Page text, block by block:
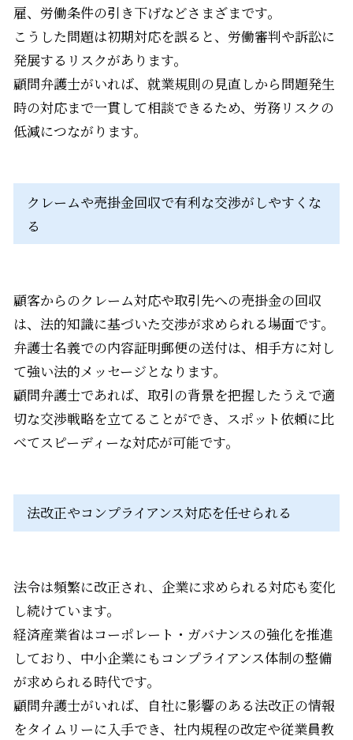
雇、労働条件の引き下げなどさまざまです。
こうした問題は初期対応を誤ると、労働審判や訴訟に
発展するリスクがあります。
顧問弁護士がいれば、就業規則の見直しから問題発生
時の対応まで一貫して相談できるため、労務リスクの
低減につながります。
クレームや売掛金回収で有利な交渉がしやすくな
る
顧客からのクレーム対応や取引先への売掛金の回収
は、法的知識に基づいた交渉が求められる場面です。
弁護士名義での内容証明郵便の送付は、相手方に対し
て強い法的メッセージとなります。
顧問弁護士であれば、取引の背景を把握したうえで適
切な交渉戦略を立てることができ、スポット依頼に比
べてスピーディーな対応が可能です。
法改正やコンプライアンス対応を任せられる
法令は頻繁に改正され、企業に求められる対応も変化
し続けています。
経済産業省はコーポレート・ガバナンスの強化を推進
しており、中小企業にもコンプライアンス体制の整備
が求められる時代です。
顧問弁護士がいれば、自社に影響のある法改正の情報
をタイムリーに入手でき、社内規程の改定や従業員教